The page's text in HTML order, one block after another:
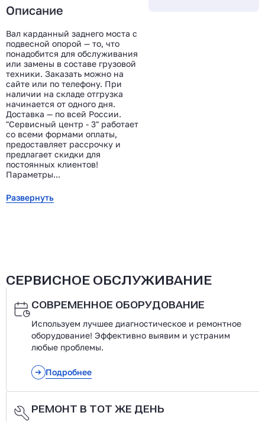
Описание
Вал карданный заднего моста с
подвесной опорой — то, что
понадобится для обслуживания
или замены в составе грузовой
техники. Заказать можно на
сайте или по телефону. При
наличии на складе отгрузка
начинается от одного дня.
Доставка — по всей России.
"Сервисный центр - 3" работает
со всеми формами оплаты,
предоставляет рассрочку и
предлагает скидки для
постоянных клиентов!
Параметры...
Развернуть
СЕРВИСНОЕ ОБСЛУЖИВАНИЕ
СОВРЕМЕННОЕ ОБОРУДОВАНИЕ
Используем лучшее диагностическое и ремонтное
оборудование! Эффективно выявим и устраним
любые проблемы.
Подробнее
РЕМОНТ В ТОТ ЖЕ ДЕНЬ